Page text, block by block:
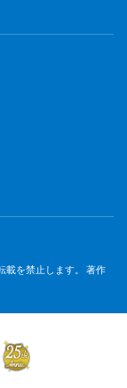
載を禁止します。 著作